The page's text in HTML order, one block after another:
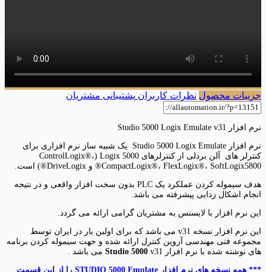
جزییات محصول نظرات کاربران پشتیبانی مشتریان
نرم افزار Studio 5000 Logix Emulate v31
نرم افزار Studio 5000 Logix Emulate یک شبیه ساز نرم افزاری برای
کنترلر های آلن بردلی از کنترلرهای Logix 5000 (ControlLogix®،
CompactLogix®، FlexLogix®، SoftLogix5800® و DriveLogix®) است.
هدف سیموله کردن عملکرد یک PLC بدون سخت افزار واقعی و در نتیجه
انجام اشکال زدایی پیشرفته می باشد.
این نرم افزار با لایسنس به مشتریان گرامی ارائه می گردد.
این نرم افزار نسخه v31 می باشد که برای اولین بار در ایران توسط
مجموعه فنی مهندسی آروین کنترل ارائه شده و جهت سیموله کردن برنامه
های نوشته شده با نرم افزار
Studio 5000 v31 می باشد .
*** همه نسخه های نرم افزار STUDIO 5000 Emulate را از این قسمت